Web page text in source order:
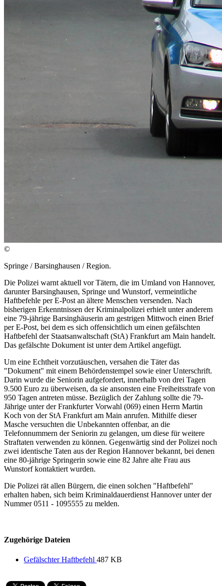
©
Springe / Barsinghausen / Region.
Die Polizei warnt aktuell vor Tätern, die im Umland von Hannover,
darunter Barsinghausen, Springe und Wunstorf, vermeintliche
Haftbefehle per E-Post an ältere Menschen versenden. Nach
bisherigen Erkenntnissen der Kriminalpolizei erhielt unter anderem
eine 79-jährige Barsinghäuserin am gestrigen Mittwoch einen Brief
per E-Post, bei dem es sich offensichtlich um einen gefälschten
Haftbefehl der Staatsanwaltschaft (StA) Frankfurt am Main handelt.
Das gefälschte Dokument ist unter dem Artikel angefügt.
Um eine Echtheit vorzutäuschen, versahen die Täter das
"Dokument" mit einem Behördenstempel sowie einer Unterschrift.
Darin wurde die Seniorin aufgefordert, innerhalb von drei Tagen
9.500 Euro zu überweisen, da sie ansonsten eine Freiheitsstrafe von
950 Tagen antreten müsse. Bezüglich der Zahlung sollte die 79-
Jährige unter der Frankfurter Vorwahl (069) einen Herrn Martin
Koch von der StA Frankfurt am Main anrufen. Mithilfe dieser
Masche versuchten die Unbekannten offenbar, an die
Telefonnummern der Seniorin zu gelangen, um diese für weitere
Straftaten verwenden zu können. Gegenwärtig sind der Polizei noch
zwei identische Taten aus der Region Hannover bekannt, bei denen
eine 80-jährige Springerin sowie eine 82 Jahre alte Frau aus
Wunstorf kontaktiert wurden.
Die Polizei rät allen Bürgern, die einen solchen "Haftbefehl"
erhalten haben, sich beim Kriminaldauerdienst Hannover unter der
Nummer 0511 - 1095555 zu melden.
Zugehörige Dateien
Gefälschter Haftbefehl 487 KB